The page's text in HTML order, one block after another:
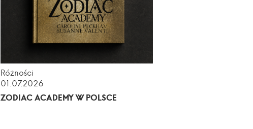
Różności
01.07.2026
ZODIAC ACADEMY W POLSCE